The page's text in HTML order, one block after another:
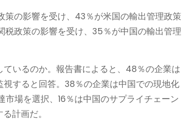
の影響を受け、43％が米国の輸出管理政策
政策の影響を受け、35％が中国の輸出管理
いるのか。報告書によると、48％の企業は
すると回答。38％の企業は中国での現地化
場を選択、16％は中国のサプライチェーン
計画だ。